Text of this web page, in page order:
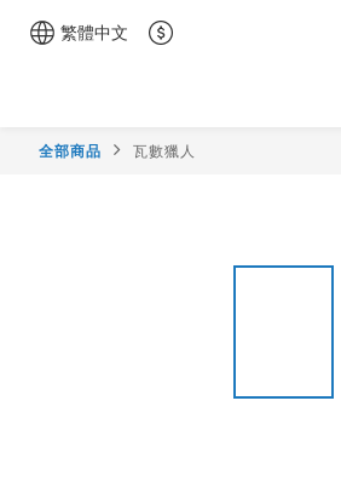
繁體中文
全部商品 瓦數獵人